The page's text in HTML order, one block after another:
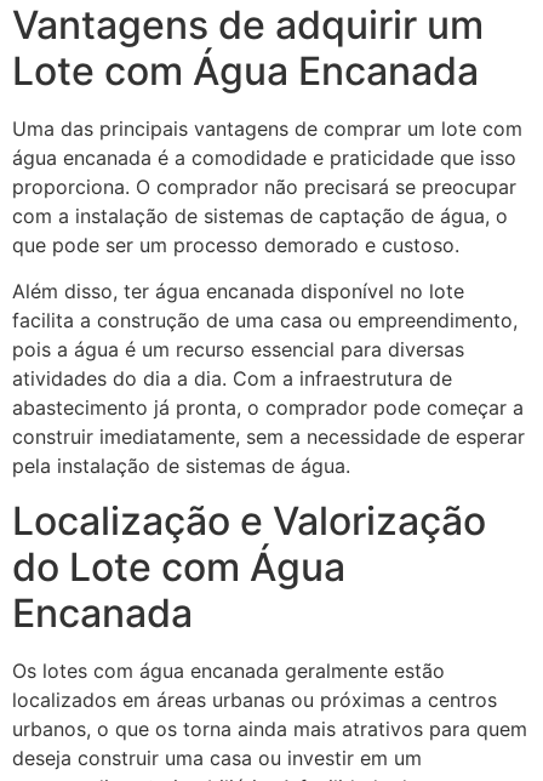
Vantagens de adquirir um
Lote com Água Encanada
Uma das principais vantagens de comprar um lote com
água encanada é a comodidade e praticidade que isso
proporciona. O comprador não precisará se preocupar
com a instalação de sistemas de captação de água, o
que pode ser um processo demorado e custoso.
Além disso, ter água encanada disponível no lote
facilita a construção de uma casa ou empreendimento,
pois a água é um recurso essencial para diversas
atividades do dia a dia. Com a infraestrutura de
abastecimento já pronta, o comprador pode começar a
construir imediatamente, sem a necessidade de esperar
pela instalação de sistemas de água.
Localização e Valorização
do Lote com Água
Encanada
Os lotes com água encanada geralmente estão
localizados em áreas urbanas ou próximas a centros
urbanos, o que os torna ainda mais atrativos para quem
deseja construir uma casa ou investir em um